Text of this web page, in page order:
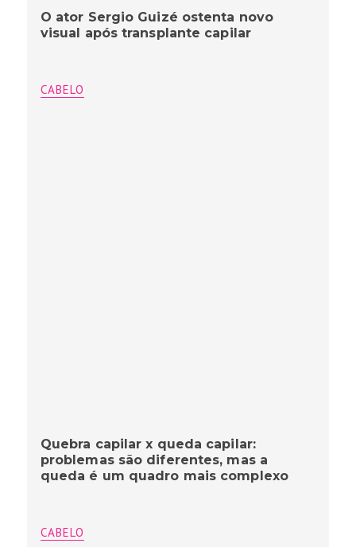
O ator Sergio Guizé ostenta novo
visual após transplante capilar
CABELO
Quebra capilar x queda capilar:
problemas são diferentes, mas a
queda é um quadro mais complexo
CABELO